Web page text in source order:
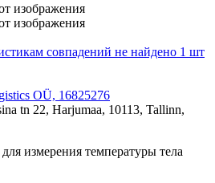
изображения
изображения
совпадений не найдено 1 шт
OÜ, 16825276
tn 22, Harjumaa, 10113, Tallinn,
измерения температуры тела